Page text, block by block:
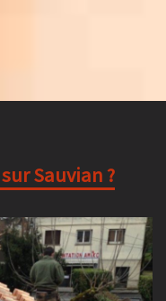
Sauvian ?